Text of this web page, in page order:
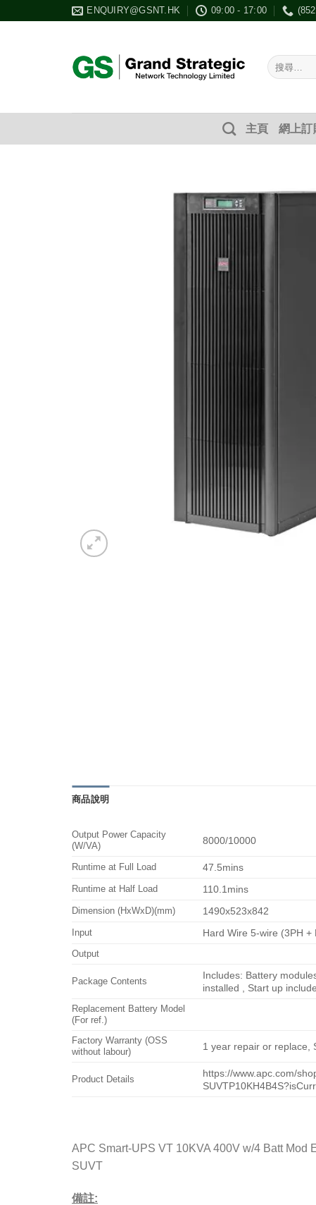
ENQUIRY@GSNT.HK 09:00 - 17:00
搜
尋：
主頁 網上訂
商品說明
Output Power Capacity
(W/VA)
8000/10000
Runtime at Full Load 47.5mins
Runtime at Half Load 110.1mins
Dimension (HxWxD)(mm) 1490x523x842
Input Hard Wire 5-wire (3PH +
Output
Package Contents
Includes: Battery
installed , Start up
Replacement Battery Model
(For ref.)
Factory Warranty (OSS
without labour)
1 year repair or replace,
Product Details
https://www.apc.com/
APC Smart-UPS VT 10KVA 400V w/4 Batt Mod
SUVT
備註: